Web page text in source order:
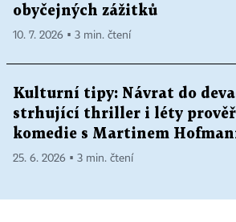
obyčejných zážitků
10. 7. 2026 ▪ 3 min. čtení
Kulturní tipy: Návrat do
strhující thriller i léty
komedie s Martinem
25. 6. 2026 ▪ 3 min. čtení